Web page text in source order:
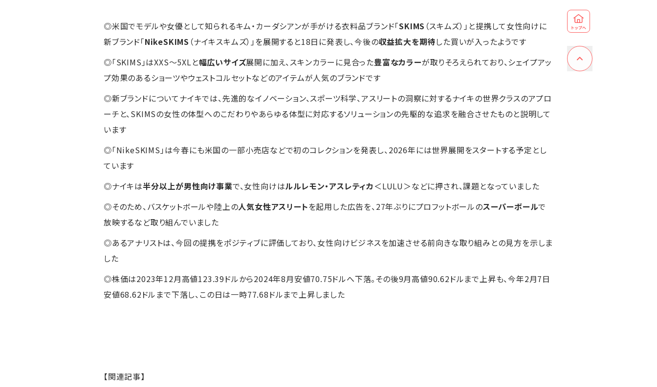
◎米国でモデルや女優として知られるキム・カーダシアンが手がける衣料品ブランド「SKIMS （スキムズ）」と提携して女性向けに
新ブランド「NikeSKIMS （ナイキスキムズ）」を展開すると18日に発表し、今後の収益拡大を期待した買いが入ったようです
◎「SKIMS」はXXS～5XLと幅広いサイズ展開に加え、スキンカラーに見合った豊富なカラーが取りそろえられており、シェイプアッ
プ効果のあるショーツやウェストコルセットなどのアイテムが人気のブランドです
◎新ブランドについてナイキでは、先進的なイノベーション、スポーツ科学、アスリートの洞察に対するナイキの世界クラスのアプロ
ーチと、SKIMSの女性の体型へのこだわりやあらゆる体型に対応するソリューションの先駆的な追求を融合させたものと説明して
います
◎「NikeSKIMS」は今春にも米国の一部小売店などで初のコレクションを発表し、2026年には世界展開をスタートする予定とし
ています
◎ナイキは半分以上が男性向け事業で、女性向けはルルレモン・アスレティカ ＜LULU＞などに押され、課題となっていました
◎そのため、バスケットボールや陸上の人気女性アスリートを起用した広告を、27年ぶりにプロフットボールのスーパーボールで
放映するなど取り組んでいました
◎あるアナリストは、今回の提携をポジティブに評価しており、女性向けビジネスを加速させる前向きな取り組みとの見方を示しま
した
◎株価は2023年12月高値123.39ドルから2024年8月安値70.75ドルへ下落。その後9月高値90.62ドルまで上昇も、今年2月7日
安値68.62ドルまで下落し、この日は一時77.68ドルまで上昇しました
【関連記事】